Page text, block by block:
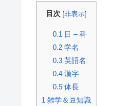
目次 [非表示]
0.1 目 – 科
0.2学名
0.3英語名
0.4漢字
0.5体長
1 雑学＆豆知識